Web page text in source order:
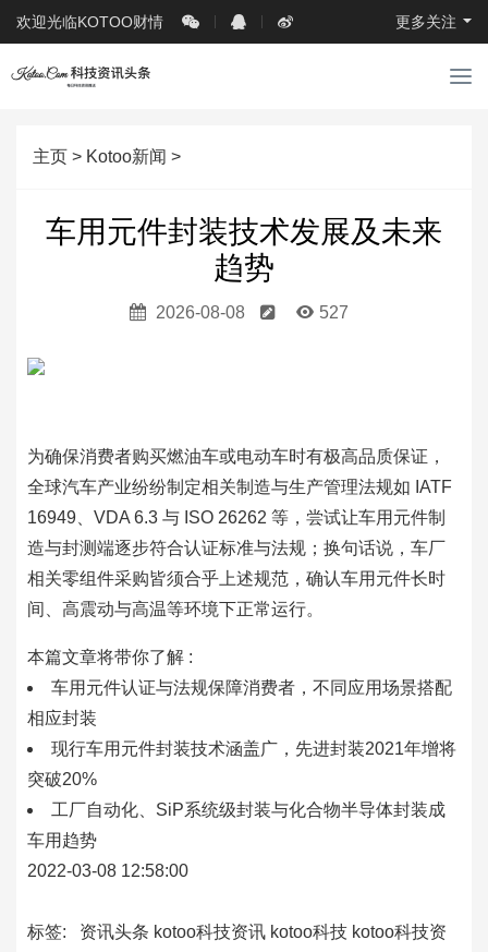
欢迎光临KOTOO财情 更多关注
导
主页 > Kotoo新闻 >
车用元件封装技术发展及未来
趋势
2026-08-08 527
为确保消费者购买燃油车或电动车时有极高品质保证，
全球汽车产业纷纷制定相关制造与生产管理法规如 IATF
16949、VDA 6.3 与 ISO 26262 等，尝试让车用元件制
造与封测端逐步符合认证标准与法规；换句话说，车厂
相关零组件采购皆须合乎上述规范，确认车用元件长时
间、高震动与高温等环境下正常运行。
本篇文章将带你了解 :
车用元件认证与法规保障消费者，不同应用场景搭配
相应封装
现行车用元件封装技术涵盖广，先进封装2021年增将
突破20%
工厂自动化、SiP系统级封装与化合物半导体封装成
车用趋势
2022-03-08 12:58:00
标签: 资讯头条 kotoo科技资讯 kotoo科技 kotoo科技资